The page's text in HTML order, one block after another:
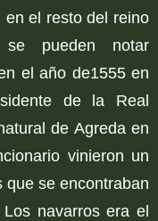
el resto del reino
pueden notar
el año de1555 en
de la Real
de Agreda en
vinieron un
que se encontraban
navarros era el